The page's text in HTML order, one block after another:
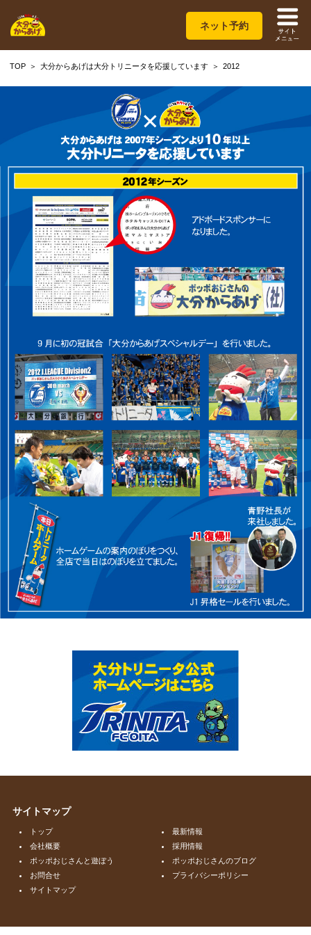
ネット予約
TOP 大分からあげは大分トリニータを応援しています 2012
サイトマップ
トップ
最新情報
会社概要
採用情報
ポッポおじさんと遊ぼう
ポッポおじさんのブログ
お問合せ
プライバシーポリシー
サイトマップ